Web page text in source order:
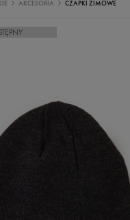
AKCESORIA CZAPKI ZIMOWE